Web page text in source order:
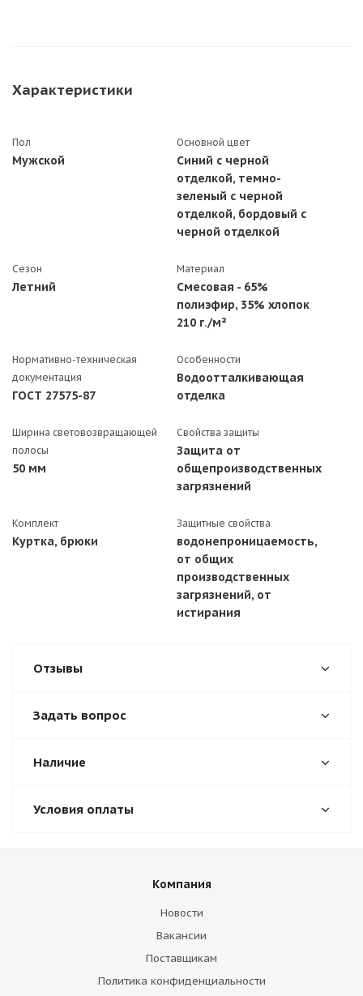
Характеристики
Пол
Мужской
Основной цвет
Синий с черной
отделкой, темно-
зеленый с черной
отделкой, бордовый с
черной отделкой
Сезон
Летний
Материал
Смесовая - 65%
полиэфир, 35% хлопок
210 г./м²
Нормативно-техническая
документация
ГОСТ 27575-87
Особенности
Водоотталкивающая
отделка
Ширина световозвращающей
полосы
50 мм
Свойства защиты
Защита от
общепроизводственных
загрязнений
Комплект
Куртка, брюки
Защитные свойства
водонепроницаемость,
от общих
производственных
загрязнений, от
истирания
Отзывы
Задать вопрос
Наличие
Условия оплаты
Компания
Новости
Вакансии
Поставщикам
Политика конфиденциальности